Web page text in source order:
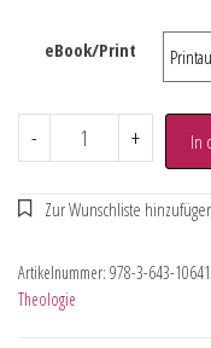
eBook/Print
- + In
Artikelnummer: 978-3-643-
Theologie